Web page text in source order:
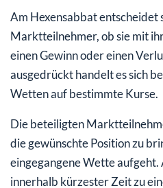
Am Hexensabbat entscheidet
Marktteilnehmer, ob sie mit
einen Gewinn oder einen
ausgedrückt handelt es sich
Wetten auf bestimmte Kurse.
Die beteiligten
die gewünschte Position zu
eingegangene Wette aufgeht.
innerhalb kürzester Zeit zu